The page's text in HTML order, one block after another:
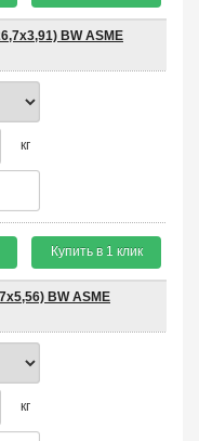
BW ASME
кг
Купить в 1 клик
BW ASME
кг